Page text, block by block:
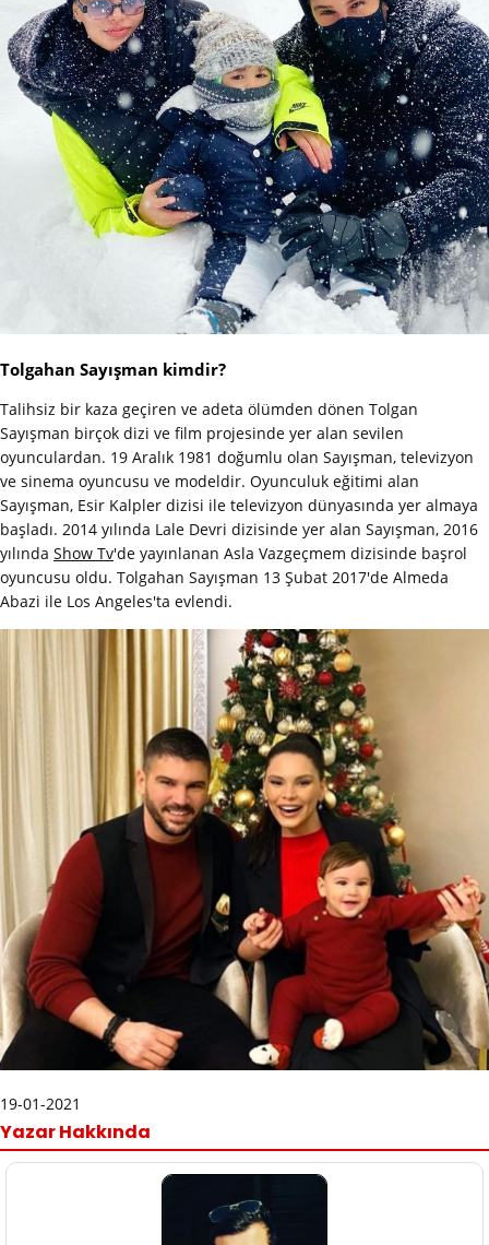
Tolgahan Sayışman kimdir?
Talihsiz bir kaza geçiren ve adeta ölümden dönen Tolgan
Sayışman birçok dizi ve film projesinde yer alan sevilen
oyunculardan. 19 Aralık 1981 doğumlu olan Sayışman, televizyon
ve sinema oyuncusu ve modeldir. Oyunculuk eğitimi alan
Sayışman, Esir Kalpler dizisi ile televizyon dünyasında yer almaya
başladı. 2014 yılında Lale Devri dizisinde yer alan Sayışman, 2016
yılında Show Tv'de yayınlanan Asla Vazgeçmem dizisinde başrol
oyuncusu oldu. Tolgahan Sayışman 13 Şubat 2017'de Almeda
Abazi ile Los Angeles'ta evlendi.
19-01-2021
Yazar Hakkında